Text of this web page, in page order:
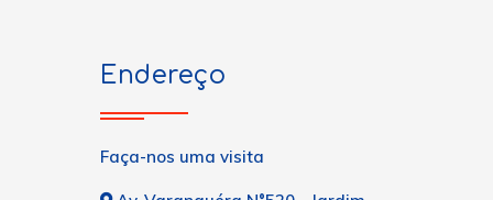
Endereço
Faça-nos uma visita